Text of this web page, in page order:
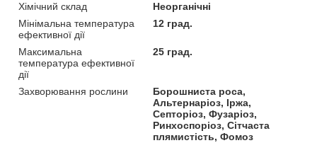
Хімічний склад
Неорганічні
Мінімальна температура
ефективної дії
12 град.
Максимальна
температура ефективної
дії
25 град.
Захворювання рослини
Борошниста роса,
Альтернаріоз, Іржа,
Септоріоз, Фузаріоз,
Ринхоспоріоз, Сітчаста
плямистість, Фомоз